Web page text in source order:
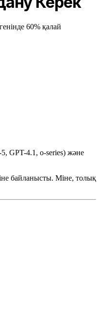
60% қалай
5, GPT-4.1, o-series) және
байланысты. Міне, толық